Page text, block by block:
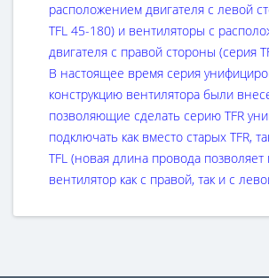
расположением двигателя с левой
TFL 45-180) и вентиляторы с
двигателя с правой стороны (серия
В настоящее время серия
конструкцию вентилятора были
позволяющие сделать серию TFR
подключать как вместо старых TFR,
TFL (новая длина провода
вентилятор как с правой, так и с
вентилятора расположен с правой